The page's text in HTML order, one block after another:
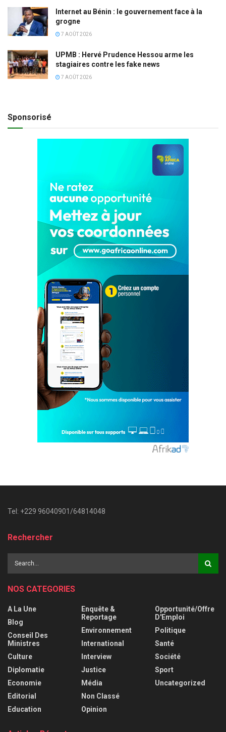
Internet au Bénin : le gouvernement face à la
grogne
7 AOÛT 2026
UPMB : Hervé Prudence Hessou arme les
stagiaires contre les fake news
7 AOÛT 2026
Sponsorisé
Tel: +229 96040901/64814048
Rechercher
NOS CATEGORIES
A La Une
Blog
Conseil Des
Ministres
Culture
Diplomatie
Economie
Editorial
Education
Enquête &
Reportage
Environnement
International
Interview
Justice
Média
Non Classé
Opinion
Opportunité/Offre
D'Emploi
Politique
Santé
Société
Sport
Uncategorized